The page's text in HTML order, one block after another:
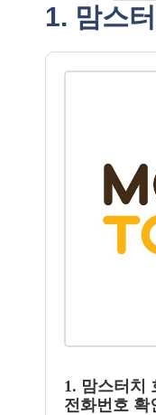
1. 맘스
1. 맘스터치
전화번호 확